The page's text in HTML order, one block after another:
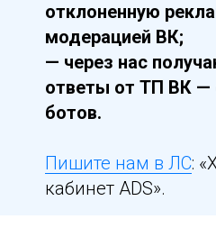
отклоненную
модерацией ВК;
— через нас
ответы от ТП ВК —
ботов.
Пишите нам в ЛС:
кабинет ADS».